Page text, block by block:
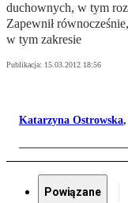
duchownych, w tym
Zapewnił
w tym zakresie
Publikacja: 15.03.2012 18:56
Katarzyna Ostrowska,
Powiązane